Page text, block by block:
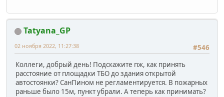
Tatyana_GP
#546
02 ноября 2022, 11:27:38
Коллеги, добрый день! Подскажите пж, как принять
расстояние от площадки ТБО до здания открытой
автостоянки? СанПином не регламентируется. В пожарных
раньше было 15м, пункт убрали. А теперь как принимать?